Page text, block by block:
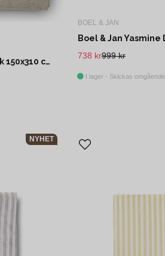
Boel & Jan Håkan Duk 150x310 cm Beige
BOEL & JAN
999 kr
738 kr
I lager - Skickas omgående
NYHET